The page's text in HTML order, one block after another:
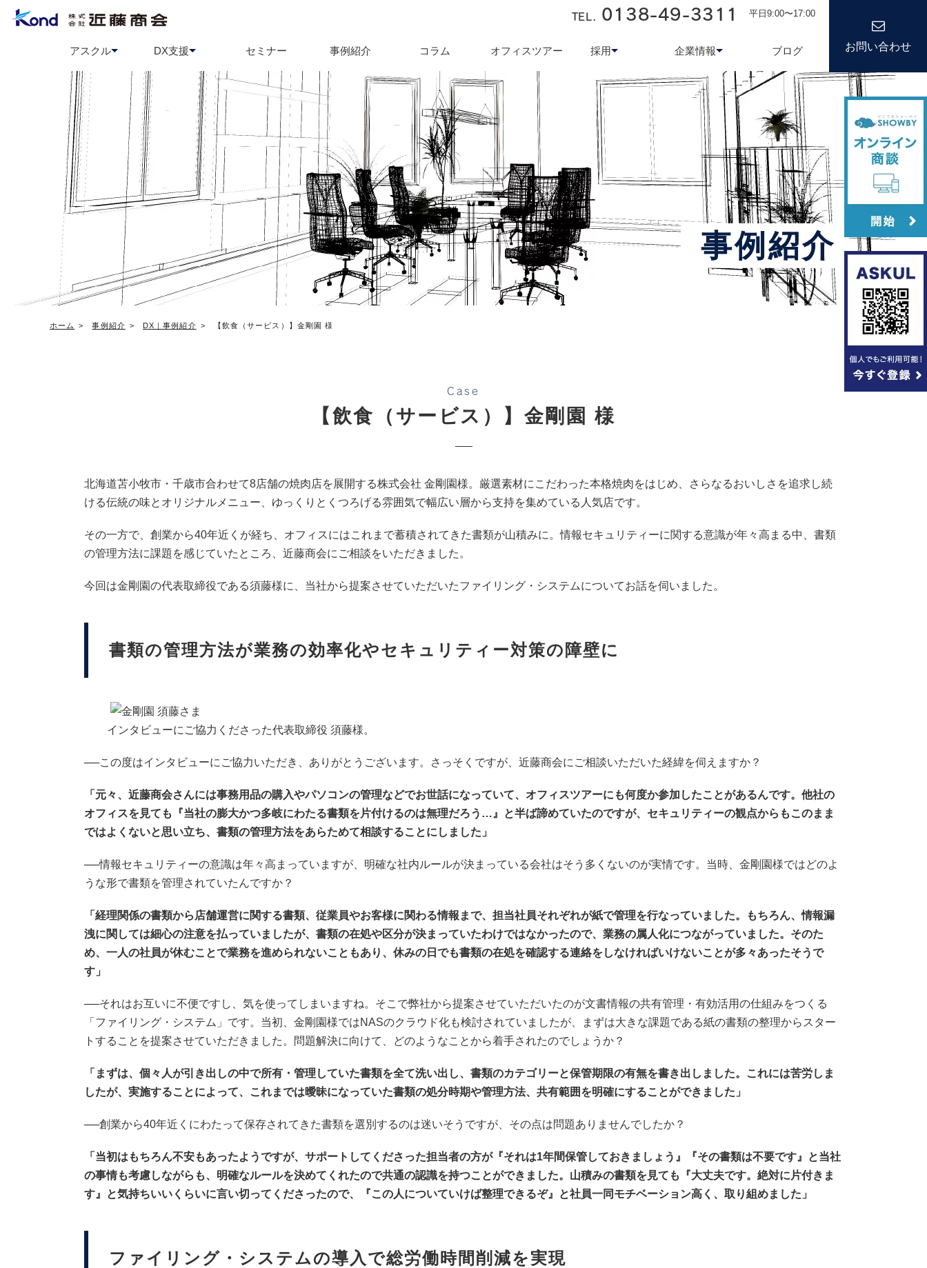
アスクル
アスクル ソロエルアリーナ
DX支援
BCP策定支援 情報セキュリティ対策 テレワーク導入支援 オフィス業務システム kond 光回線
セミナー 事例紹介 コラム オフィスツアー 採用
採用について 新卒採用
企業情報
会社情報 経営理念
ブログ
TEL. 0138-49-3311 平日9:00〜17:00
お問い合わせ
事例紹介
ホーム 事例紹介 DX｜事例紹介 【飲食（サービス）】金剛園 様
Case
【飲食（サービス）】金剛園 様
北海道苫小牧市・千歳市合わせて8店舗の焼肉店を展開する株式会社 金剛園様。厳選素材にこだわった本格焼肉をはじめ、さらなるおいしさを追求し続
ける伝統の味とオリジナルメニュー、ゆっくりとくつろげる雰囲気で幅広い層から支持を集めている人気店です。
その一方で、創業から40年近くが経ち、オフィスにはこれまで蓄積されてきた書類が山積みに。情報セキュリティーに関する意識が年々高まる中、書類
の管理方法に課題を感じていたところ、近藤商会にご相談をいただきました。
今回は金剛園の代表取締役である須藤様に、当社から提案させていただいたファイリング・システムについてお話を伺いました。
書類の管理方法が業務の効率化やセキュリティー対策の障壁に
インタビューにご協力くださった代表取締役 須藤様。
──この度はインタビューにご協力いただき、ありがとうございます。さっそくですが、近藤商会にご相談いただいた経緯を伺えますか？
「元々、近藤商会さんには事務用品の購入やパソコンの管理などでお世話になっていて、オフィスツアーにも何度か参加したことがあるんです。他社の
オフィスを見ても『当社の膨大かつ多岐にわたる書類を片付けるのは無理だろう…』と半ば諦めていたのですが、セキュリティーの観点からもこのまま
ではよくないと思い立ち、書類の管理方法をあらためて相談することにしました 」
──情報セキュリティーの意識は年々高まっていますが、明確な社内ルールが決まっている会社はそう多くないのが実情です。当時、金剛園様ではどのよ
うな形で書類を管理されていたんですか？
「経理関係の書類から店舗運営に関する書類、従業員やお客様に関わる情報まで、担当社員それぞれが紙で管理を行なっていました。もちろん、情報漏
洩に関しては細心の注意を払っていましたが、書類の在処や区分が決まっていたわけではなかったので、業務の属人化につながっていました。そのた
め、一人の社員が休むことで業務を進められないこともあり、休みの日でも書類の在処を確認する連絡をしなければいけないことが多々あったそうで
す 」
──それはお互いに不便ですし、気を使ってしまいますね。そこで弊社から提案させていただいたのが文書情報の共有管理・有効活用の仕組みをつくる
「ファイリング・システム」です。当初、金剛園様ではNASのクラウド化も検討されていましたが、まずは大きな課題である紙の書類の整理からスター
トすることを提案させていただきました。問題解決に向けて、どのようなことから着手されたのでしょうか？
「まずは、個々人が引き出しの中で所有・管理していた書類を全て洗い出し、書類のカテゴリーと保管期限の有無を書き出しました。これには苦労しま
したが、実施することによって、これまでは曖昧になっていた書類の処分時期や管理方法、共有範囲を明確にすることができました」
──創業から40年近くにわたって保存されてきた書類を選別するのは迷いそうですが、その点は問題ありませんでしたか？
「当初はもちろん不安もあったようですが、サポートしてくださった担当者の方が『それは1年間保管しておきましょう』『その書類は不要です』と当社
の事情も考慮しながらも、明確なルールを決めてくれたので共通の認識を持つことができました。山積みの書類を見ても『大丈夫です。絶対に片付きま
す』と気持ちいいくらいに言い切ってくださったので、『この人についていけば整理できるぞ』と社員一同モチベーション高く、取り組めました」
ファイリング・システムの導入で総労働時間削減を実現